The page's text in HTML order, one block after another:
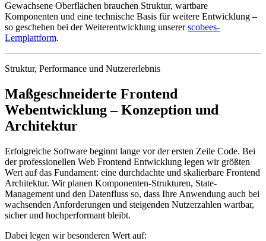
Gewachsene Oberflächen brauchen Struktur, wartbare
Komponenten und eine technische Basis für weitere Entwicklung –
so geschehen bei der Weiterentwicklung unserer scobees-
Lernplattform.
Struktur, Performance und Nutzererlebnis
Maßgeschneiderte Frontend
Webentwicklung – Konzeption und
Architektur
Erfolgreiche Software beginnt lange vor der ersten Zeile Code. Bei
der professionellen Web Frontend Entwicklung legen wir größten
Wert auf das Fundament: eine durchdachte und skalierbare Frontend
Architektur. Wir planen Komponenten-Strukturen, State-
Management und den Datenfluss so, dass Ihre Anwendung auch bei
wachsenden Anforderungen und steigenden Nutzerzahlen wartbar,
sicher und hochperformant bleibt.
Dabei legen wir besonderen Wert auf: